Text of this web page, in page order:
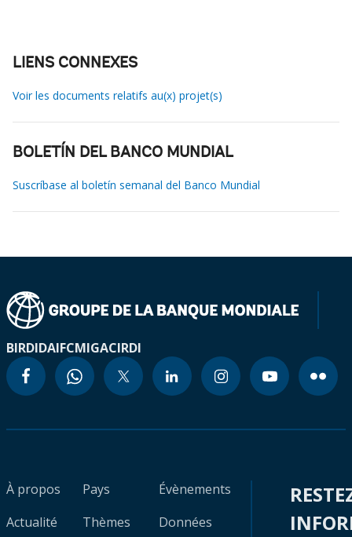
LIENS CONNEXES
Voir les documents relatifs au(x) projet(s)
BOLETÍN DEL BANCO MUNDIAL
Suscríbase al boletín semanal del Banco Mundial
BIRDIDAIFCMIGACIRDI
À propos
Actualité
Pays
Thèmes
Évènements
Données